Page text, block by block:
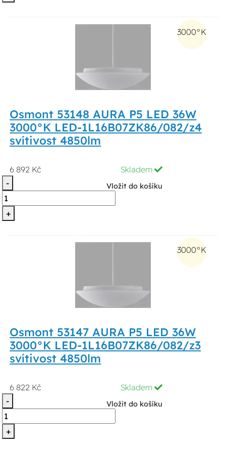
3000°K
Osmont 53148 AURA P5 LED 36W
3000°K LED-1L16B07ZK86/082/z4
svítivost 4850lm
6 892 Kč
Skladem
-
+
Vložit do košíku
3000°K
Osmont 53147 AURA P5 LED 36W
3000°K LED-1L16B07ZK86/082/z3
svítivost 4850lm
6 822 Kč
Skladem
-
+
Vložit do košíku